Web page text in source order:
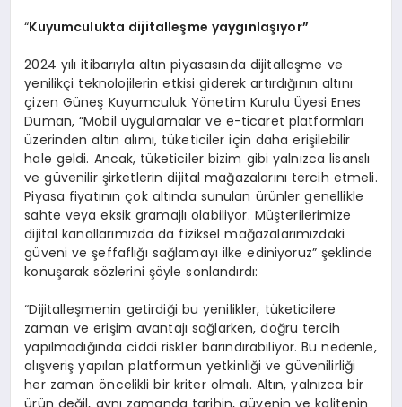
“Kuyumculukta dijitalleşme yaygınlaşıyor”
2024 yılı itibarıyla altın piyasasında dijitalleşme ve
yenilikçi teknolojilerin etkisi giderek artırdığının altını
çizen Güneş Kuyumculuk Yönetim Kurulu Üyesi Enes
Duman, “Mobil uygulamalar ve e-ticaret platformları
üzerinden altın alımı, tüketiciler için daha erişilebilir
hale geldi. Ancak, tüketiciler bizim gibi yalnızca lisanslı
ve güvenilir şirketlerin dijital mağazalarını tercih etmeli.
Piyasa fiyatının çok altında sunulan ürünler genellikle
sahte veya eksik gramajlı olabiliyor. Müşterilerimize
dijital kanallarımızda da fiziksel mağazalarımızdaki
güveni ve şeffaflığı sağlamayı ilke ediniyoruz” şeklinde
konuşarak sözlerini şöyle sonlandırdı:
“Dijitalleşmenin getirdiği bu yenilikler, tüketicilere
zaman ve erişim avantajı sağlarken, doğru tercih
yapılmadığında ciddi riskler barındırabiliyor. Bu nedenle,
alışveriş yapılan platformun yetkinliği ve güvenilirliği
her zaman öncelikli bir kriter olmalı. Altın, yalnızca bir